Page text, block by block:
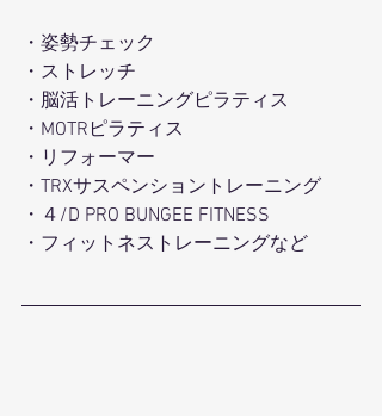
・姿勢チェック
・ストレッチ
・脳活トレーニングピラティス
・MOTRピラティス
・リフォーマー
・TRXサスペンショントレーニング
・４/D PRO BUNGEE FITNESS
・フィットネストレーニングなど